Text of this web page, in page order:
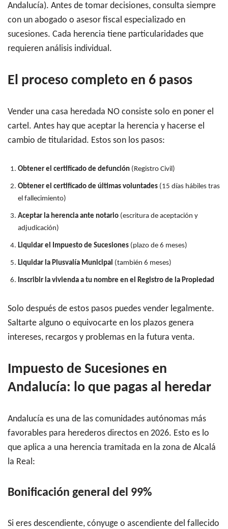
Andalucía). Antes de tomar decisiones, consulta siempre
con un abogado o asesor fiscal especializado en
sucesiones. Cada herencia tiene particularidades que
requieren análisis individual.
El proceso completo en 6 pasos
Vender una casa heredada NO consiste solo en poner el
cartel. Antes hay que aceptar la herencia y hacerse el
cambio de titularidad. Estos son los pasos:
Obtener el certificado de defunción (Registro Civil)
Obtener el certificado de últimas voluntades (15 días hábiles tras
el fallecimiento)
Aceptar la herencia ante notario (escritura de aceptación y
adjudicación)
Liquidar el Impuesto de Sucesiones (plazo de 6 meses)
Liquidar la Plusvalía Municipal (también 6 meses)
Inscribir la vivienda a tu nombre en el Registro de la Propiedad
Solo después de estos pasos puedes vender legalmente.
Saltarte alguno o equivocarte en los plazos genera
intereses, recargos y problemas en la futura venta.
Impuesto de Sucesiones en
Andalucía: lo que pagas al heredar
Andalucía es una de las comunidades autónomas más
favorables para herederos directos en 2026. Esto es lo
que aplica a una herencia tramitada en la zona de Alcalá
la Real:
Bonificación general del 99%
Si eres descendiente, cónyuge o ascendiente del fallecido